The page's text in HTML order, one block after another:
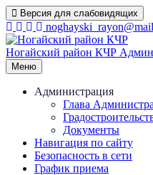
Перейти
к
содержимому
Версия для слабовидящих
Ногайский район КЧР
Меню
Администрация
Глава
Документы
Навигация по сайту
Безопасность в сети
График приема